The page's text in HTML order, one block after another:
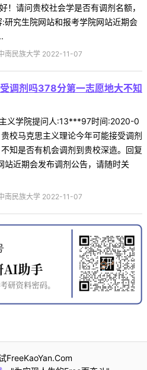
请问贵校社会学是否有调剂名额，
研究生院网站和报考学院网站近期会
南民族大学 2022-11-07
调剂吗378分第一志愿地大不知
义学院提问人:13***97时间:2020-0
校马克思主义理论今年可能接受调剂
知是否有机会调剂到贵校深造。回复
站近期会发布调剂公告，请随时关
南民族大学 2022-11-07
FreeKaoYan.Com